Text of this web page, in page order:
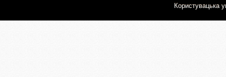
Користувацька